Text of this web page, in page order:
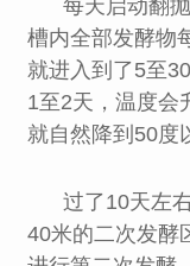
每天启动翻
槽内全部发酵物
就进入到了5至
1至2天，温度会
就自然降到50度
过了10天左
40米的二次发酵